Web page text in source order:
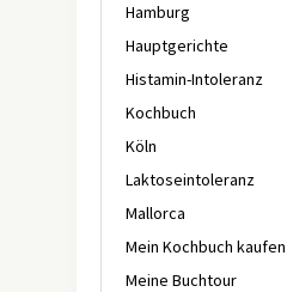
Hamburg
Hauptgerichte
Histamin-Intoleranz
Kochbuch
Köln
Laktoseintoleranz
Mallorca
Mein Kochbuch kaufen
Meine Buchtour